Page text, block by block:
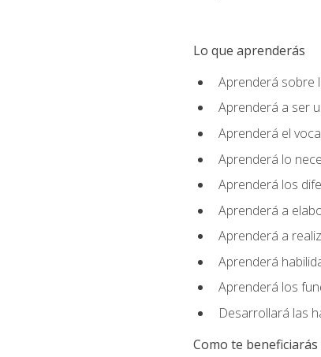
Lo que aprenderás
Aprenderá sobre
Aprenderá a ser
Aprenderá el
Aprenderá lo
Aprenderá los
Aprenderá a
Aprenderá a
Aprenderá
Aprenderá los
Desarrollará las
Como te beneficiarás